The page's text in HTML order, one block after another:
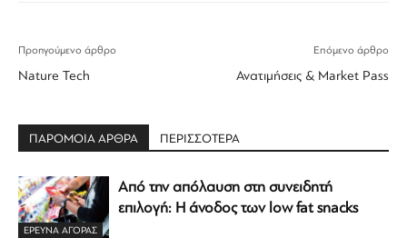
Προηγούμενο άρθρο
Nature Tech
Επόμενο άρθρο
Ανατιμήσεις & Market Pass
ΠΑΡΟΜΟΙΑ ΑΡΘΡΑ ΠΕΡΙΣΣΟΤΕΡΑ
ΕΡΕΥΝΑ ΑΓΟΡΑΣ
Από την απόλαυση στη συνειδητή
επιλογή: Η άνοδος των low fat snacks